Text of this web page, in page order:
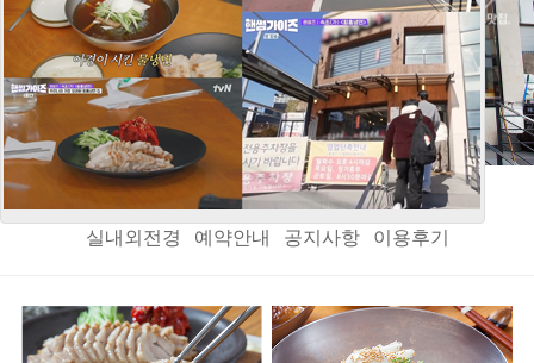
메뉴소개 음식정보
메뉴갤러리
실내외전경
예약안내 공지사항 이용후기